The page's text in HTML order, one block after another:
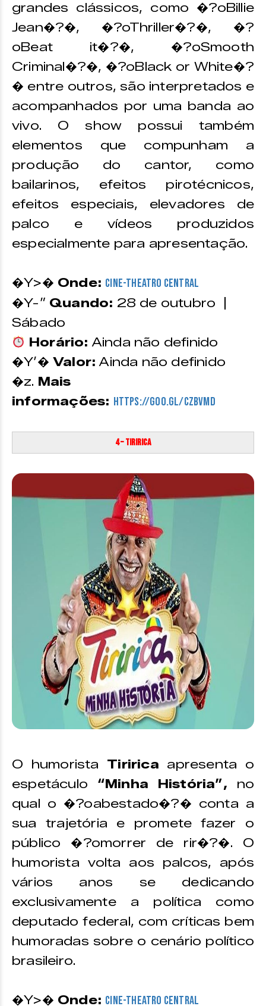
grandes clássicos, como �?oBillie
Jean�?�, �?oThriller�?�, �?
oBeat it�?�, �?oSmooth
Criminal�?�, �?oBlack or White�?
� entre outros, são interpretados e
acompanhados por uma banda ao
vivo. O show possui também
elementos que compunham a
produção do cantor, como
bailarinos, efeitos pirotécnicos,
efeitos especiais, elevadores de
palco e vídeos produzidos
especialmente para apresentação.
�Y>� Onde: Cine-Theatro Central
�Y-” Quando: 28 de outubro |
Sábado
Horário:Ainda não definido
�Y’� Valor:Ainda não definido
�z. Mais
informações: https://goo.gl/CzbVMd
4 – Tiririca
O humorista Tiririca apresenta o
espetáculo “Minha História”, no
qual o �?oabestado�?� conta a
sua trajetória e promete fazer o
público �?omorrer de rir�?�. O
humorista volta aos palcos, após
vários anos se dedicando
exclusivamente a política como
deputado federal, com críticas bem
humoradas sobre o cenário político
brasileiro.
�Y>� Onde: Cine-Theatro Central